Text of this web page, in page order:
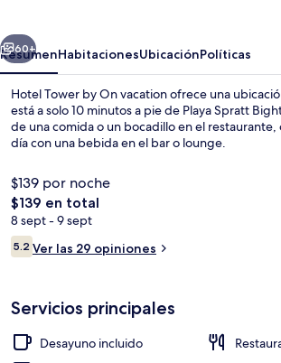
vacation
Siguiente
60+
ResumenHabitacionesUbicaciónPolíticas
Hotel Tower by On vacation ofrece una
está a solo 10 minutos a pie de Playa Spratt
de una comida o un bocadillo en el restaurante,
día con una bebida en el bar o lounge.
$139 por noche
El
precio
total
es
$139 en total
8 sept - 9 sept
Opiniones
5.25.2 de 10,
Ver las 29 opiniones
Servicios principales
Desayuno incluido